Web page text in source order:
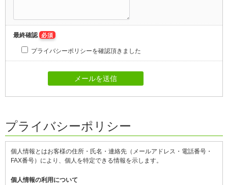
最終確認 必須
プライバシーポリシーを確認頂きました
プライバシーポリシー
個人情報とはお客様の住所・氏名・連絡先（メールアドレス・電話番号・
FAX番号）により、個人を特定できる情報を示します。
個人情報の利用について